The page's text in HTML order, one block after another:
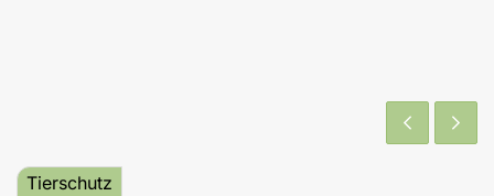
Tierschutz